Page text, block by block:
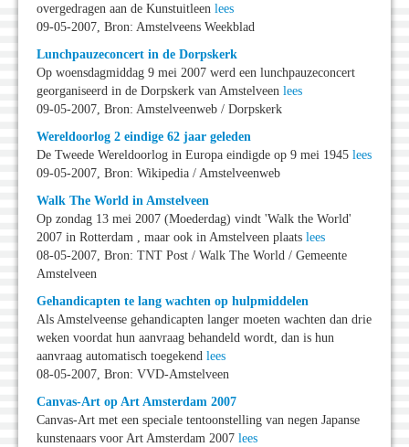
overgedragen aan de Kunstuitleen lees
09-05-2007, Bron: Amstelveens Weekblad
Lunchpauzeconcert in de Dorpskerk
Op woensdagmiddag 9 mei 2007 werd een lunchpauzeconcert
georganiseerd in de Dorpskerk van Amstelveen lees
09-05-2007, Bron: Amstelveenweb / Dorpskerk
Wereldoorlog 2 eindige 62 jaar geleden
De Tweede Wereldoorlog in Europa eindigde op 9 mei 1945 lees
09-05-2007, Bron: Wikipedia / Amstelveenweb
Walk The World in Amstelveen
Op zondag 13 mei 2007 (Moederdag) vindt 'Walk the World'
2007 in Rotterdam , maar ook in Amstelveen plaats lees
08-05-2007, Bron: TNT Post / Walk The World / Gemeente
Amstelveen
Gehandicapten te lang wachten op hulpmiddelen
Als Amstelveense gehandicapten langer moeten wachten dan drie
weken voordat hun aanvraag behandeld wordt, dan is hun
aanvraag automatisch toegekend lees
08-05-2007, Bron: VVD-Amstelveen
Canvas-Art op Art Amsterdam 2007
Canvas-Art met een speciale tentoonstelling van negen Japanse
kunstenaars voor Art Amsterdam 2007 lees